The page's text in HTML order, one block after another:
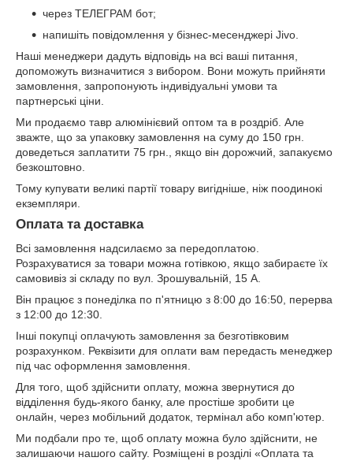
через ТЕЛЕГРАМ бот;
напишіть повідомлення у бізнес-месенджері Jivo.
Наші менеджери дадуть відповідь на всі ваші питання,
допоможуть визначитися з вибором. Вони можуть прийняти
замовлення, запропонують індивідуальні умови та
партнерські ціни.
Ми продаємо тавр алюмінієвий оптом та в роздріб. Але
зважте, що за упаковку замовлення на суму до 150 грн.
доведеться заплатити 75 грн., якщо він дорожчий, запакуємо
безкоштовно.
Тому купувати великі партії товару вигідніше, ніж поодинокі
екземпляри.
Оплата та доставка
Всі замовлення надсилаємо за передоплатою.
Розрахуватися за товари можна готівкою, якщо забираєте їх
самовивіз зі складу по вул. Зрошувальній, 15 А.
Він працює з понеділка по п'ятницю з 8:00 до 16:50, перерва
з 12:00 до 12:30.
Інші покупці оплачують замовлення за безготівковим
розрахунком. Реквізити для оплати вам передасть менеджер
під час оформлення замовлення.
Для того, щоб здійснити оплату, можна звернутися до
відділення будь-якого банку, але простіше зробити це
онлайн, через мобільний додаток, термінал або комп'ютер.
Ми подбали про те, щоб оплату можна було здійснити, не
залишаючи нашого сайту. Розміщені в розділі «Оплата та